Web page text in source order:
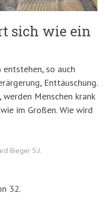
sich wie ein
entstehen, so auch
Enttäuschung.
Menschen krank
im Großen. Wie wird
Bieger S.J.
32.